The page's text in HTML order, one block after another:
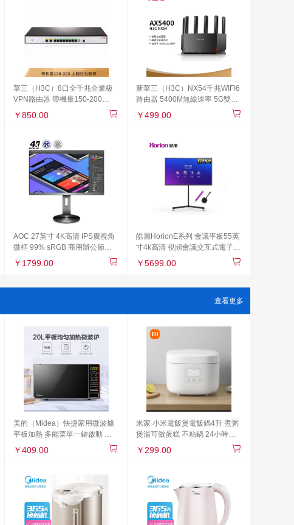
華三（H3C）8口全千兆企業級
VPN路由器 帶機量150-200
ER3208G3
￥850.00
新華三（H3C）NX54千兆WIFI6
路由器 5400M無線速率 5G雙頻
立式造型家用路由器穿墻大覆蓋
￥499.00
AOC 27英寸 4K高清 IPS廣視角
微框 99% sRGB 商用辦公節能
低藍光不閃旋轉升降PS4液晶顯
示器 U2790PQU
￥1799.00
皓麗HorionE系列 會議平板55英
寸4k高清 視頻會議交互式電子白
板觸控一體機E55（智能筆+同屏
器+HK50支架）
￥5699.00
查看更多
美的（Midea）快捷家用微波爐
平板加熱 多能菜單一鍵啟動 多
角度反射內膽 電子除味殺菌20升
￥409.00
米家 小米電飯煲電飯鍋4升 煮粥
煲湯可做蛋糕 不粘鍋 24小時智
能預約 APP智能互聯
￥299.00